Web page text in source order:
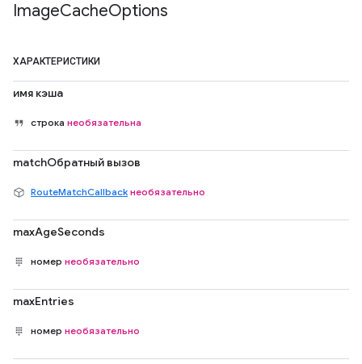
ImageCacheOptions
ХАРАКТЕРИСТИКИ
имя кэша
строка необязательна
matchОбратный вызов
RouteMatchCallback необязательно
maxAgeSeconds
номер необязательно
maxEntries
номер необязательно